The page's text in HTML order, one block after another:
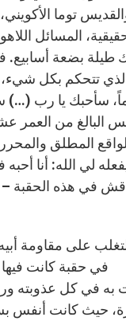
توما
المسائل
طيلة بضعة أسابيع.
تتحكم بكل شيء،
سأحبك يا رب (…)
المطلق
لي الله: أنا
في هذه الحقبة –
في حقبة كانت فيها
حيث كانت أنفس